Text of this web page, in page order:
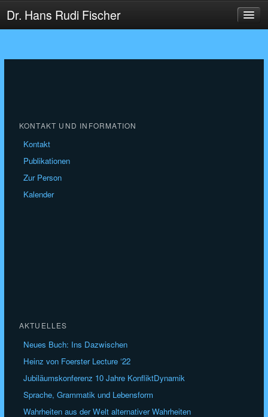
Dr. Hans Rudi Fischer
KONTAKT UND INFORMATION
Kontakt
Publikationen
Zur Person
Kalender
AKTUELLES
Neues Buch: Ins Dazwischen
Heinz von Foerster Lecture ‘22
Jubiläumskonferenz 10 Jahre KonfliktDynamik
Sprache, Grammatik und Lebensform
Wahrheiten aus der Welt alternativer Wahrheiten